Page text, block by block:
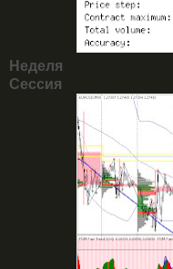
Неделя
Сессия